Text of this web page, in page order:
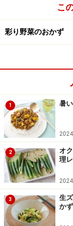
事前にアルミホ
たニンニクと、
に乗せて包めば
具はチーズがメ
ンなどにも合う
こ
彩り野菜のおかず
1 暑
2
オ
理
3
生
か